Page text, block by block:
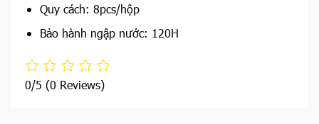
Quy cách: 8pcs/hộp
Bảo hành ngập nước: 120H
0/5 (0 Reviews)